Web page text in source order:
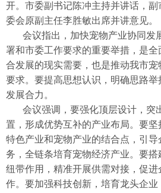
开。市委副书记陈冲主持并讲话，
委会原副主任李胜敏出席并讲意见。
会议指出，加快宠物产业协同发
署和市委工作要求的重要举措，是
合发展的现实需要，也是推动我市
要求。要提高思想认识，明确思路举
发展合力。
会议强调，要强化顶层设计，突
置，形成优势互补的产业布局。要
特色产业和宠物产业的结合点，引
务，全链条培育宠物经济产业。要
纽带作用，精准开展供需对接，促
作。要加强科技创新，培育龙头企